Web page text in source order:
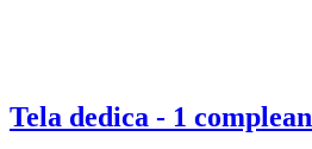
Tela dedica - 1